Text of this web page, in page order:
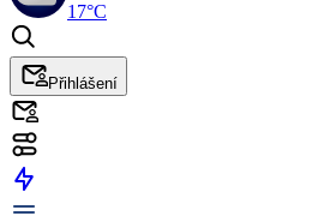
17°C
Přihlášení